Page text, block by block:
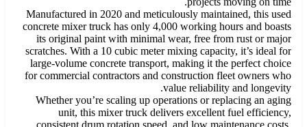
Manufactured in 2020 and meticulously maintained, this used
concrete mixer truck has only 4,000 working hours and boasts
its original paint with minimal wear, free from rust or major
scratches. With a 10 cubic meter mixing capacity, it’s ideal for
large-volume concrete transport, making it the perfect choice
for commercial contractors and construction fleet owners who
value reliability and longevity.
Whether you’re scaling up operations or replacing an aging
unit, this mixer truck delivers excellent fuel efficiency,